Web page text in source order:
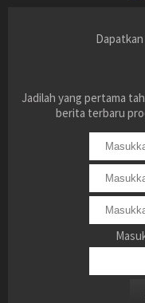
Jadilah yang pertama
berita terbaru